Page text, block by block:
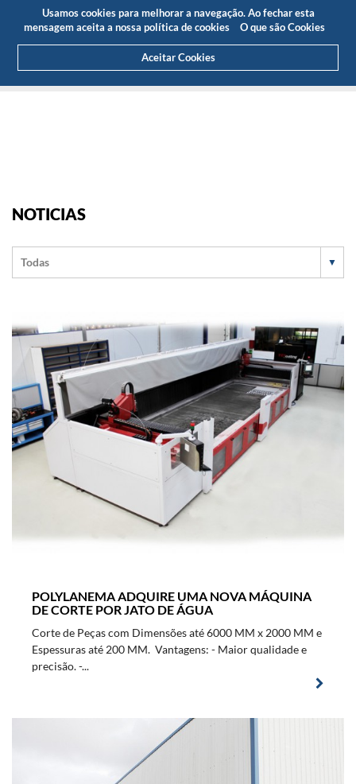
Usamos cookies para melhorar a navegação. Ao fechar esta
mensagem aceita a nossa política de cookies
O que são Cookies
Aceitar Cookies
Área Cliente
Orçamento(0)
NOTICIAS
POLYLANEMA ADQUIRE UMA NOVA MÁQUINA
DE CORTE POR JATO DE ÁGUA
Corte de Peças com Dimensões até 6000 MM x 2000 MM e
Espessuras até 200 MM. Vantagens: - Maior qualidade e
precisão. -...